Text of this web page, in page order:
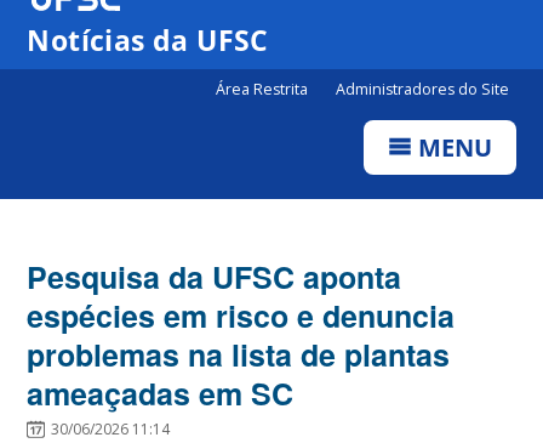
Notícias da UFSC
Área Restrita Administradores do Site
MENU
Pesquisa da UFSC aponta
espécies em risco e denuncia
problemas na lista de plantas
ameaçadas em SC
30/06/2026 11:14